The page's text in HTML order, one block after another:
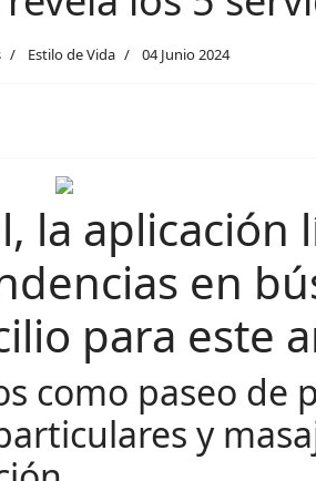
Estilo de Vida 04 Junio 2024
la aplicación
en
para este
como paseo de
y